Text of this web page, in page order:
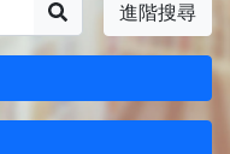
進階搜尋